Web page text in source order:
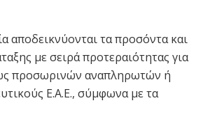
αποδεικνύονται τα προσόντα και
με σειρά προτεραιότητας για
προσωρινών αναπληρωτών ή
Ε.Α.Ε., σύμφωνα με τα